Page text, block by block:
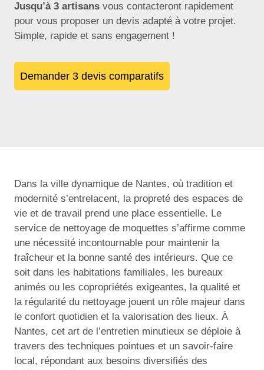
Jusqu’à 3 artisans vous contacteront rapidement
pour vous proposer un devis adapté à votre projet.
Simple, rapide et sans engagement !
Demander 3 devis comparatifs
Dans la ville dynamique de Nantes, où tradition et
modernité s’entrelacent, la propreté des espaces de
vie et de travail prend une place essentielle. Le
service de nettoyage de moquettes s’affirme comme
une nécessité incontournable pour maintenir la
fraîcheur et la bonne santé des intérieurs. Que ce
soit dans les habitations familiales, les bureaux
animés ou les copropriétés exigeantes, la qualité et
la régularité du nettoyage jouent un rôle majeur dans
le confort quotidien et la valorisation des lieux. À
Nantes, cet art de l’entretien minutieux se déploie à
travers des techniques pointues et un savoir-faire
local, répondant aux besoins diversifiés des